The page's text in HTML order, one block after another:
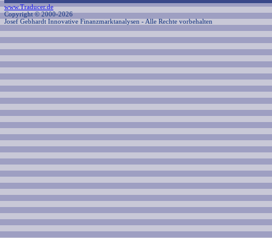
www.Traducer.de
Copyright © 2000-2026
Josef Gebhardt Innovative Finanzmarktanalysen - Alle Rechte vorbehalten